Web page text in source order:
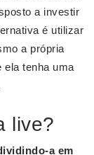
a investir
é utilizar
a própria
ela tenha uma
live?
a em